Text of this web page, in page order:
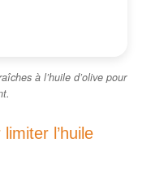
à l’huile d’olive pour
l’huile